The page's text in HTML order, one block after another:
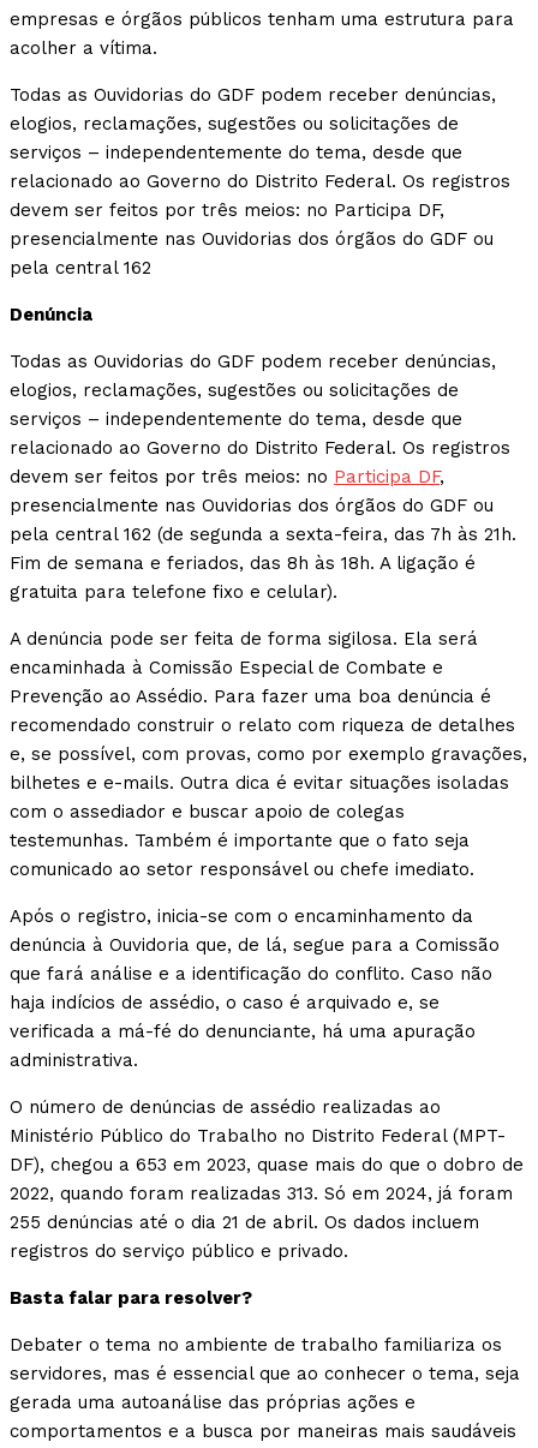
empresas e órgãos públicos tenham uma estrutura para
acolher a vítima.
Todas as Ouvidorias do GDF podem receber denúncias,
elogios, reclamações, sugestões ou solicitações de
serviços – independentemente do tema, desde que
relacionado ao Governo do Distrito Federal. Os registros
devem ser feitos por três meios: no Participa DF,
presencialmente nas Ouvidorias dos órgãos do GDF ou
pela central 162
Denúncia
Todas as Ouvidorias do GDF podem receber denúncias,
elogios, reclamações, sugestões ou solicitações de
serviços – independentemente do tema, desde que
relacionado ao Governo do Distrito Federal. Os registros
devem ser feitos por três meios: no Participa DF,
presencialmente nas Ouvidorias dos órgãos do GDF ou
pela central 162 (de segunda a sexta-feira, das 7h às 21h.
Fim de semana e feriados, das 8h às 18h. A ligação é
gratuita para telefone fixo e celular).
A denúncia pode ser feita de forma sigilosa. Ela será
encaminhada à Comissão Especial de Combate e
Prevenção ao Assédio. Para fazer uma boa denúncia é
recomendado construir o relato com riqueza de detalhes
e, se possível, com provas, como por exemplo gravações,
bilhetes e e-mails. Outra dica é evitar situações isoladas
com o assediador e buscar apoio de colegas
testemunhas. Também é importante que o fato seja
comunicado ao setor responsável ou chefe imediato.
Após o registro, inicia-se com o encaminhamento da
denúncia à Ouvidoria que, de lá, segue para a Comissão
que fará análise e a identificação do conflito. Caso não
haja indícios de assédio, o caso é arquivado e, se
verificada a má-fé do denunciante, há uma apuração
administrativa.
O número de denúncias de assédio realizadas ao
Ministério Público do Trabalho no Distrito Federal (MPT-
DF), chegou a 653 em 2023, quase mais do que o dobro de
2022, quando foram realizadas 313. Só em 2024, já foram
255 denúncias até o dia 21 de abril. Os dados incluem
registros do serviço público e privado.
Basta falar para resolver?
Debater o tema no ambiente de trabalho familiariza os
servidores, mas é essencial que ao conhecer o tema, seja
gerada uma autoanálise das próprias ações e
comportamentos e a busca por maneiras mais saudáveis